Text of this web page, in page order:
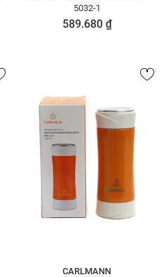
5032-1
589.680 ₫
CARLMANN